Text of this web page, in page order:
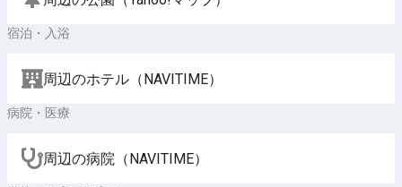
宿泊・入浴
周辺のホテル（NAVITIME）
病院・医療
周辺の病院（NAVITIME）